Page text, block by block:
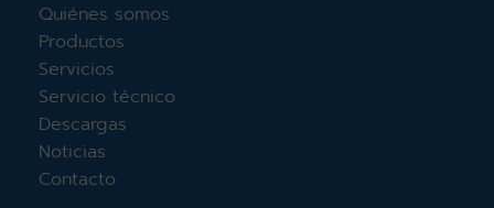
Quiénes somos
Productos
Servicios
Servicio técnico
Descargas
Noticias
Contacto